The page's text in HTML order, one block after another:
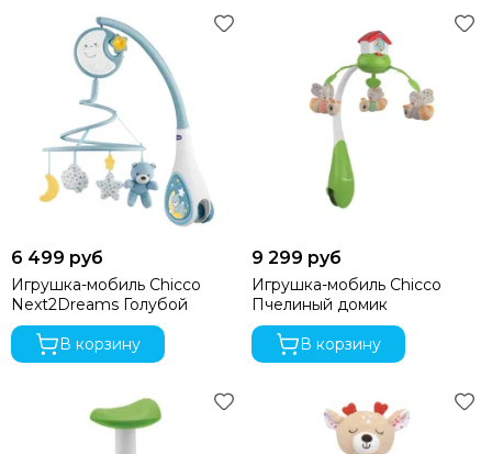
6 499 руб
Игрушка-мобиль Chicco
Next2Dreams Голубой
В корзину
9 299 руб
Игрушка-мобиль Chicco
Пчелиный домик
В корзину